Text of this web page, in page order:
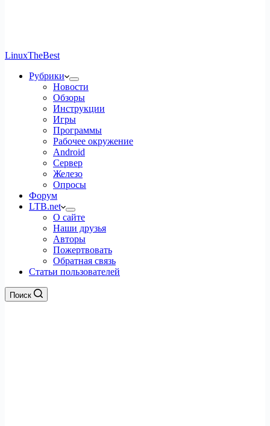
LinuxTheBest
Рубрики
Новости
Обзоры
Инструкции
Игры
Программы
Рабочее окружение
Android
Сервер
Железо
Опросы
Форум
LTB.net
О сайте
Наши друзья
Авторы
Пожертвовать
Обратная связь
Статьи пользователей
Поиск